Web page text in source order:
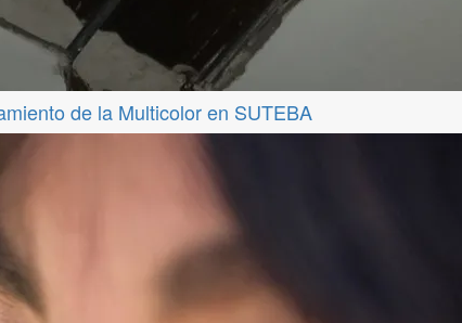
de la Multicolor en SUTEBA